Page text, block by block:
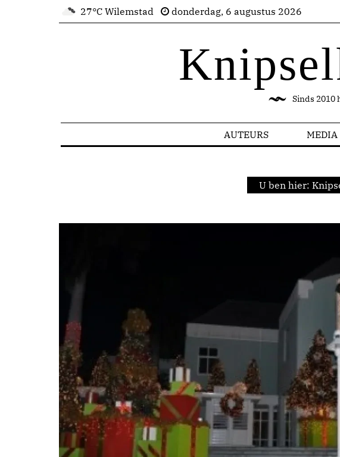
27°C Wilemstad donderdag, 6 augustus 2026
Sinds 2010
AUTEURS MEDIA
U ben hier: